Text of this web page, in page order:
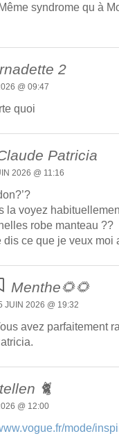
syndrome qu à
2
@ 09:47
quoi
Patricia
2026 @ 11:16
la voyez
robe manteau ??
dis ce que je veux moi
Menthe🌻🌻
JUIN 2026 @ 19:32
avez parfaitement
🐈
@ 12:00
mode/